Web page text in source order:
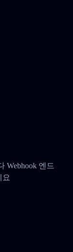
Webhook 엔드
요